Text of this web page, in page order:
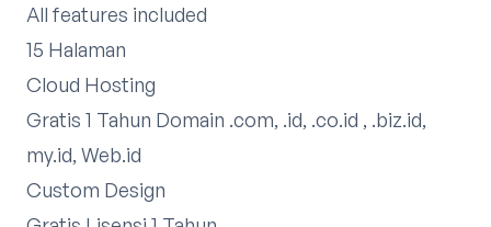
All features included
15 Halaman
Cloud Hosting
Gratis 1 Tahun Domain .com, .id, .co.id , .biz.id,
my.id, Web.id
Custom Design